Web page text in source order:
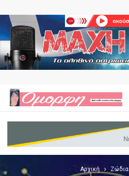
Αρχική Ζώδια